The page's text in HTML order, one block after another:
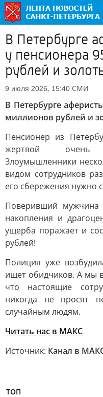
В Петербурге
у пенсионера
рублей и
9 июля 2026, 15:40 СМИ
В Петербурге
миллионов рублей и
Пенсионер из
жертвой очень
Злоумышленники
видом сотрудников
его сбережения нужно
Поверивший мужчина
накопления и
ущерба поражает и
рублей!
Полиция уже
ищет обидчиков. А мы
что настоящие
никогда не просят
случайным людям.
Читать нас в MAКС
Источник: Канал в
ТОП